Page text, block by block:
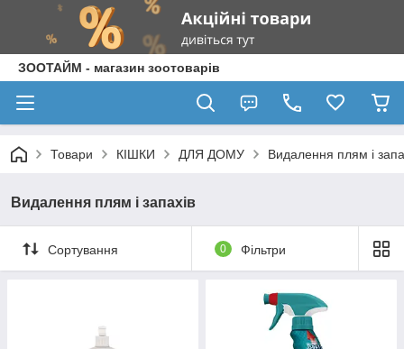
ЗООТАЙМ - магазин зоотоварів
Товари КІШКИ ДЛЯ ДОМУ Видалення плям і
Видалення плям і запахів
Сортування 0 Фільтри